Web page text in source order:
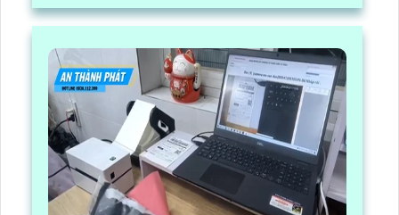
và nhanh chóng